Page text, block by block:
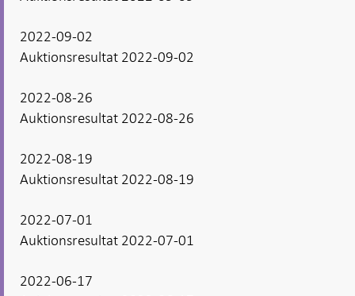
2022-09-02
Auktionsresultat 2022-09-02
2022-08-26
Auktionsresultat 2022-08-26
2022-08-19
Auktionsresultat 2022-08-19
2022-07-01
Auktionsresultat 2022-07-01
2022-06-17